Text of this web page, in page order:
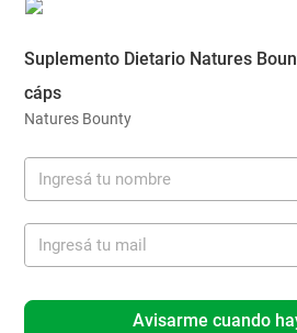
Suplemento Dietario Natures
cáps
Natures Bounty
Avisarme cuando